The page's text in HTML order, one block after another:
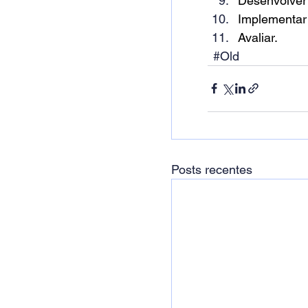
Avaliar.
#Old
Posts recentes